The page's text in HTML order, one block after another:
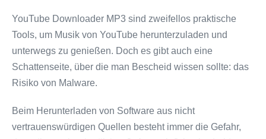
YouTube Downloader MP3 sind zweifellos praktische
Tools, um Musik von YouTube herunterzuladen und
unterwegs zu genießen. Doch es gibt auch eine
Schattenseite, über die man Bescheid wissen sollte: das
Risiko von Malware.
Beim Herunterladen von Software aus nicht
vertrauenswürdigen Quellen besteht immer die Gefahr,